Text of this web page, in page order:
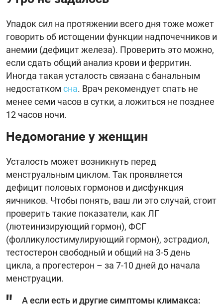
Упадок сил на протяжении всего дня тоже может
говорить об истощении функции надпочечников и
анемии (дефицит железа). Проверить это можно,
если сдать общий анализ крови и ферритин.
Иногда такая усталость связана с банальным
недостатком сна. Врач рекомендует спать не
менее семи часов в сутки, а ложиться не позднее
12 часов ночи.
Недомогание у женщин
Усталость может возникнуть перед
менструальным циклом. Так проявляется
дефицит половых гормонов и дисфункция
яичников. Чтобы понять, ваш ли это случай, стоит
проверить такие показатели, как ЛГ
(лютеинизирующий гормон), ФСГ
(фолликулостимулирующий гормон), эстрадиол,
тестостерон свободный и общий на 3-5 день
цикла, а прогестерон – за 7-10 дней до начала
менструации.
А если есть и другие симптомы климакса: